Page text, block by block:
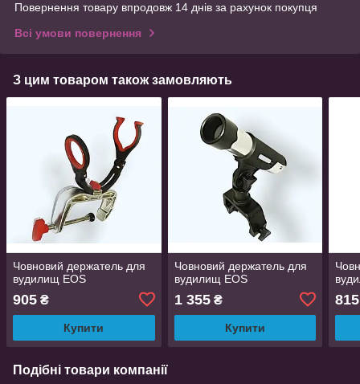
Повернення товару впродовж 14 днів за рахунок покупця
Всі умови повернення
З цим товаром також замовляють
Човновий держатель для
вудилищ EOS
905 ₴
Купити
Човновий держатель для
вудилищ EOS
1 355₴
Купити
815
Подібні товари компанії